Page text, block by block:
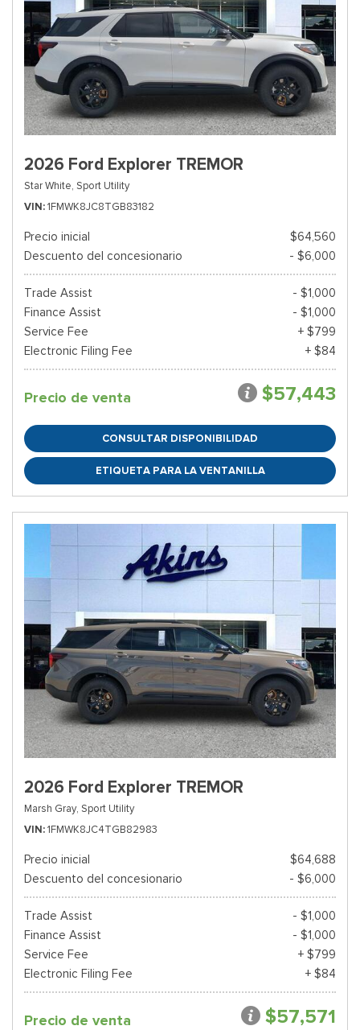
2026 Ford Explorer TREMOR
Star White, Sport Utility
VIN 1FMWK8JC8TGB83182
Precio inicial
$64,560
Descuento del concesionario
- $6,000
Trade Assist
- $1,000
Finance Assist
- $1,000
Service Fee
+ $799
Electronic Filing Fee
+ $84
Precio de venta $57,443
CONSULTAR DISPONIBILIDAD
ETIQUETA PARA LA VENTANILLA
2026 Ford Explorer TREMOR
Marsh Gray, Sport Utility
VIN 1FMWK8JC4TGB82983
Precio inicial
$64,688
Descuento del concesionario
- $6,000
Trade Assist
- $1,000
Finance Assist
- $1,000
Service Fee
+ $799
Electronic Filing Fee
+ $84
Precio de venta $57,571